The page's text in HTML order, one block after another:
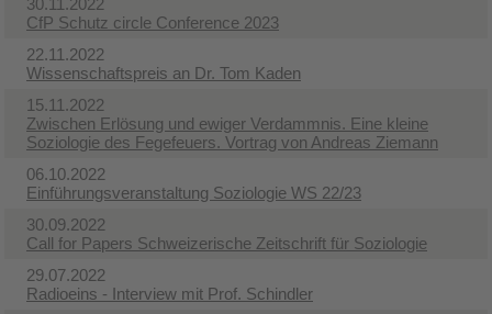
CfP Schutz circle Conference 2023
22.11.2022
Wissenschaftspreis an Dr. Tom Kaden
15.11.2022
Zwischen Erlösung und ewiger Verdammnis. Eine kleine
Soziologie des Fegefeuers. Vortrag von Andreas Ziemann
06.10.2022
Einführungsveranstaltung Soziologie WS 22/23
30.09.2022
Call for Papers Schweizerische Zeitschrift für Soziologie
29.07.2022
Radioeins - Interview mit Prof. Schindler